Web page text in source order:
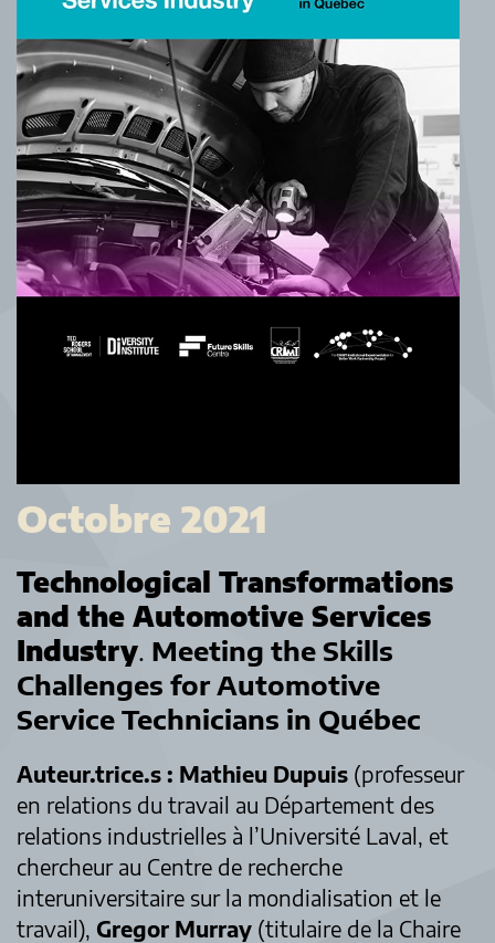
Octobre 2021
Technological Transformations
and the Automotive Services
Industry. Meeting the Skills
Challenges for Automotive
Service Technicians in Québec
Auteur.trice.s : Mathieu Dupuis (professeur
en relations du travail au Département des
relations industrielles à l’Université Laval, et
chercheur au Centre de recherche
interuniversitaire sur la mondialisation et le
travail), Gregor Murray (titulaire de la Chaire